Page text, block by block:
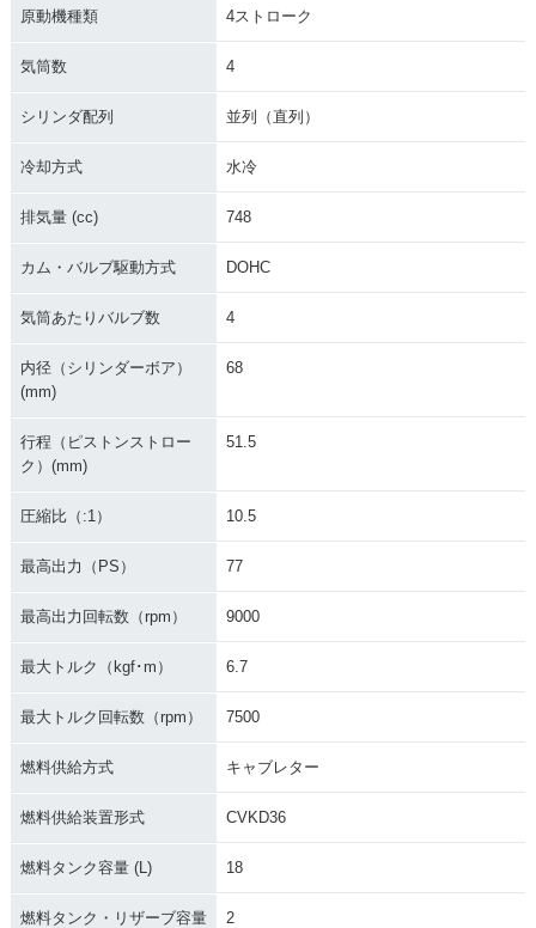
原動機種類 4ストローク
気筒数 4
シリンダ配列 並列（直列）
冷却方式 水冷
排気量 (cc) 748
カム・バルブ駆動方式 DOHC
気筒あたりバルブ数 4
内径（シリンダーボア）
(mm)
68
行程（ピストンストロー
ク）(mm)
51.5
圧縮比（:1） 10.5
最高出力（PS） 77
最高出力回転数（rpm） 9000
最大トルク（kgf･m） 6.7
最大トルク回転数（rpm） 7500
燃料供給方式 キャブレター
燃料供給装置形式 CVKD36
燃料タンク容量 (L) 18
燃料タンク・リザーブ容量
2